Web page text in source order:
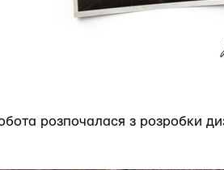
розпочалася з розробки